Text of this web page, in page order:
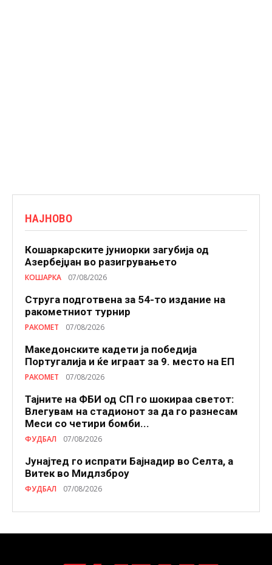
НАЈНОВО
Кошаркарските јуниорки загубија од
Азербејџан во разигрувањето
КОШАРКА 07/08/2026
Струга подготвена за 54-то издание на
ракометниот турнир
РАКОМЕТ 07/08/2026
Македонските кадети ја победија
Португалија и ќе играат за 9. место на ЕП
РАКОМЕТ 07/08/2026
Тајните на ФБИ од СП го шокираа светот:
Влегувам на стадионот за да го разнесам
Меси со четири бомби...
ФУДБАЛ 07/08/2026
Јунајтед го испрати Бајнадир во Селта, а
Витек во Мидлзброу
ФУДБАЛ 07/08/2026